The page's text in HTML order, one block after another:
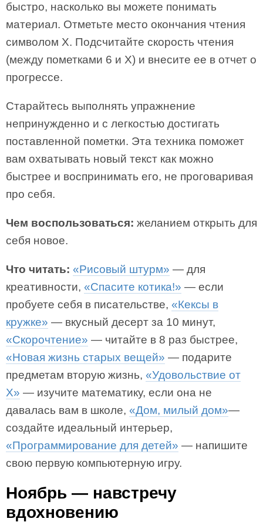
быстро, насколько вы можете понимать
материал. Отметьте место окончания чтения
символом Х. Подсчитайте скорость чтения
(между пометками 6 и Х) и внесите ее в отчет о
прогрессе.
Старайтесь выполнять упражнение
непринужденно и с легкостью достигать
поставленной пометки. Эта техника поможет
вам охватывать новый текст как можно
быстрее и воспринимать его, не проговаривая
про себя.
Чем воспользоваться: желанием открыть для
себя новое.
Что читать: «Рисовый штурм» — для
креативности, «Спасите котика!» — если
пробуете себя в писательстве, «Кексы в
кружке» — вкусный десерт за 10 минут,
«Скорочтение» — читайте в 8 раз быстрее,
«Новая жизнь старых вещей» — подарите
предметам вторую жизнь, «Удовольствие от
Х» — изучите математику, если она не
давалась вам в школе, «Дом, милый дом»—
создайте идеальный интерьер,
«Программирование для детей» — напишите
свою первую компьютерную игру.
Ноябрь — навстречу
вдохновению